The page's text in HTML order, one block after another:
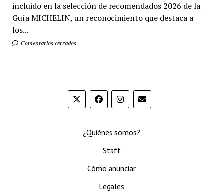
incluido en la selección de recomendados 2026 de la
Guía MICHELIN, un reconocimiento que destaca a
los...
Comentarios cerrados
¿Quiénes somos?
Staff
Cómo anunciar
Legales